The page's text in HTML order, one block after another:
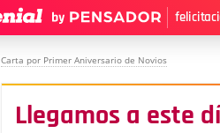
Carta por Primer Aniversario de Novios
Llegamos a este